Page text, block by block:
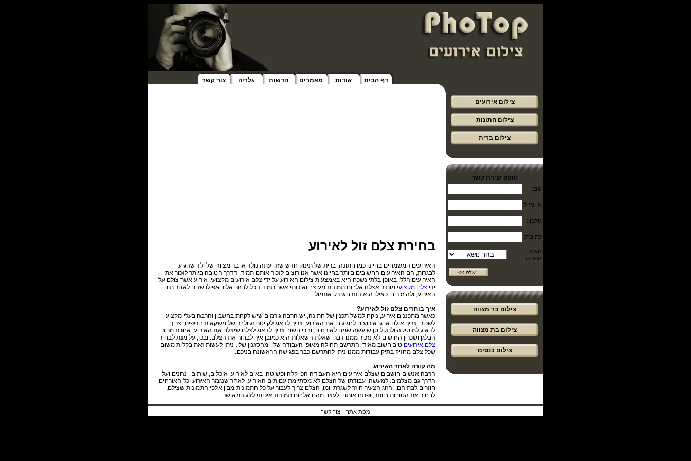
צור קשר גלריה חדשות מאמרים אודות דף הבית
צילום אירועים
צילום חתונות
צילום ברית
טופס יצירת קשר
שם:
אי-מייל:
טלפון:
כתובת:
נושא
הפניה:
צילום בר מצווה
צילום בת מצווה
צילום כנסים
בחירת צלם זול לאירוע
האירועים המשמחים בחיינו כמו חתונה, ברית של תינוק חדש שזה עתה נולד או בר מצווה של ילד שהגיע
לבגרות, הם האירועים החשובים ביותר בחיינו אשר אנו רוצים לזכור אותם תמיד. הדרך הטובה ביותר לזכור את
האירועים הללו באופן בלתי נשכח היא באמצעות צילום האירוע על ידי צלם אירועים מקצועי. אירוע אשר צולם על
ידי צלם מקצועי מותיר אצלנו אלבום תמונות מעוצב ואיכותי אשר תמיד נוכל לחזור אליו, אפילו שנים לאחר תום
האירוע, ולהיזכר בו כאילו הוא התרחש רק אתמול.
איך בוחרים צלם זול לאירוע?
כאשר מתכננים אירוע, ניקח למשל תכנון של חתונה, יש הרבה גורמים שיש לקחת בחשבון והרבה בעלי מקצוע
לשכור. צריך אולם או גן אירועים לחגוג בו את האירוע, צריך לדאוג לקייטרינג ולבר של משקאות חריפים, צריך
לדאוג למוסיקה ולתקליטן שיעשה שמח לאורחים, והכי חשוב צריך לדאוג לצלם שיצלם את האירוע, אחרת מרוב
הבלגן ושכרון החושים לא נזכור ממנו דבר. שאלת השאלות היא כמובן איך לבחור את הצלם. ובכן, על מנת לבחור
צלם אירועים טוב חשוב מאוד והתרשם תחילה מאופן העבודה שלו ומהסגנון שלו. ניתן לעשות זאת בקלות משום
שכל צלם מחזיק בתיק עבודות ממנו ניתן להתרשם כבר בפגישה הראשונה בניכם.
מה קורה לאחר האירוע
הרבה אנשים חושבים שצלם אירועים היא העבודה הכי קלה ופשוטה. באים לאירוע, אוכלים, שותים , נהנים ועל
הדרך גם מצלמים. למעשה, עבודתו של הצלם לא מסתיימת עם תום האירוע. לאחר שנגמר האירוע וכל האורחים
חוזרים לבתיהם, והזוג הצעיר חוזר לשגרת יומו, הצלם צריך לעבור על כל התמונות מבין אלפי התמונות שצילם,
לבחור את הטובות ביותר, ופתח אותם ולעצב מהם אלבום תמונות איכותי לזוג המאושר.
מפת אתר | צור קשר